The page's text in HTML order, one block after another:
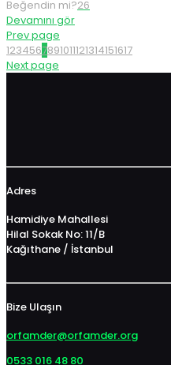
Beğendin mi?26
Devamını gör
Prev page
1234567891011121314151617
Next page
Adres
Hamidiye Mahallesi
Hilal Sokak No: 11/B
Kağıthane / İstanbul
Bize Ulaşın
orfamder@orfamder.org
0533 016 48 80